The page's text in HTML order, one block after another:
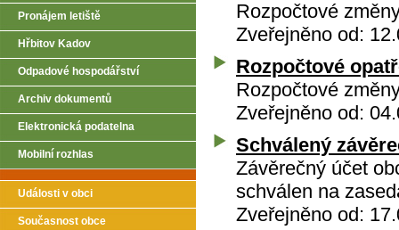
Rozpočtové
Zveřejněno od:
Rozpočtové
Rozpočtové
Zveřejněno od:
Schválený
Závěrečný účet
schválen na
Zveřejněno od:
Pronájem letiště
Hřbitov Kadov
Odpadové hospodářství
Archiv dokumentů
Elektronická podatelna
Mobilní rozhlas
Události v obci
Současnost obce